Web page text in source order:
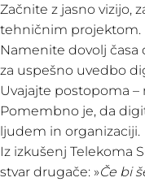
Začnite z jasno vizijo,
tehničnim projektom.
Namenite dovolj časa
za uspešno uvedbo
Uvajajte postopoma –
Pomembno je, da
ljudem in organizaciji.
Iz izkušenj Telekoma
stvar drugače: »Če bi